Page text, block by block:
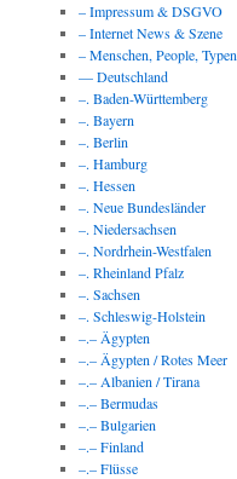
– Impressum & DSGVO
– Internet News & Szene
– Menschen, People, Typen
— Deutschland
–. Baden-Württemberg
–. Bayern
–. Berlin
–. Hamburg
–. Hessen
–. Neue Bundesländer
–. Niedersachsen
–. Nordrhein-Westfalen
–. Rheinland Pfalz
–. Sachsen
–. Schleswig-Holstein
–.– Ägypten
–.– Ägypten / Rotes Meer
–.– Albanien / Tirana
–.– Bermudas
–.– Bulgarien
–.– Finland
–.– Flüsse